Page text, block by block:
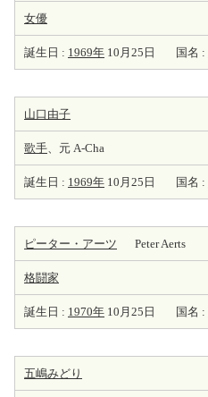
女優
誕生日 : 1969年 10月25日 国名 :
山口由子
歌手、元 A-Cha
誕生日 : 1969年 10月25日 国名 :
ピーター・アーツ Peter Aerts
格闘家
誕生日 : 1970年 10月25日 国名 :
五嶋みどり